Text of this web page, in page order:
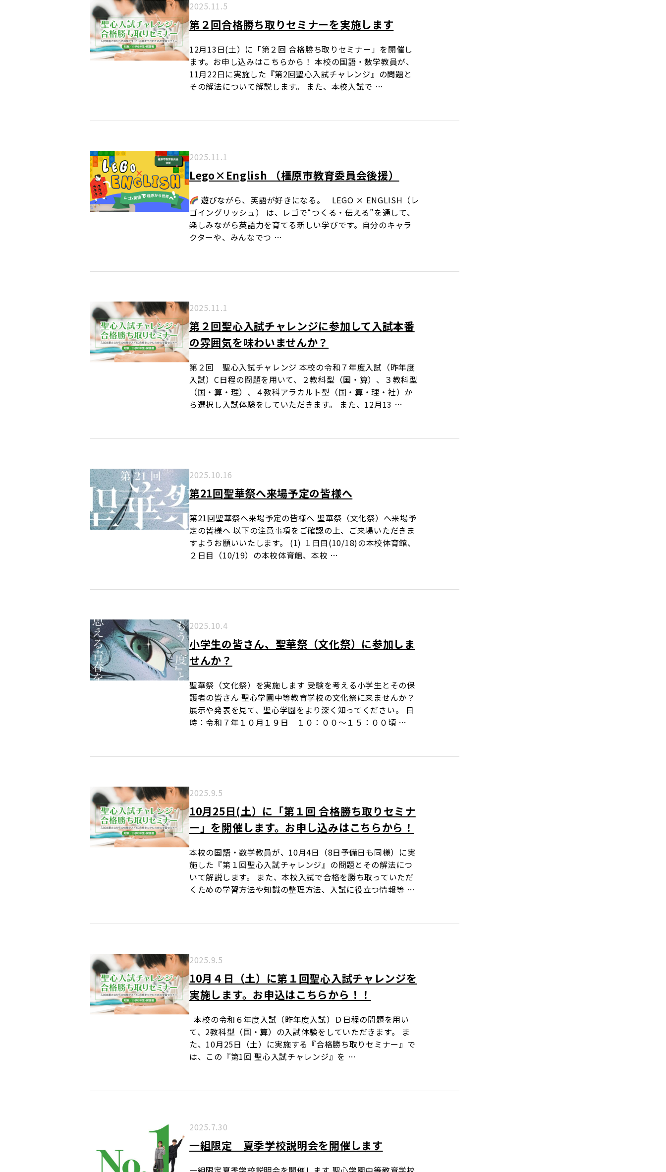
2025.11.5
第２回合格勝ち取りセミナーを実施します
12月13日(土）に「第２回 合格勝ち取りセミナー」を開催し
ます。お申し込みはこちらから！ 本校の国語・数学教員が、
11月22日に実施した『第2回聖心入試チャレンジ』の問題と
その解法について解説します。 また、本校入試で …
2025.11.1
Lego×English （橿原市教育委員会後援）
遊びながら、英語が好きになる。 LEGO × ENGLISH（レ
ゴイングリッシュ） は、レゴで“つくる・伝える”を通して、
楽しみながら英語力を育てる新しい学びです。自分のキャラ
クターや、みんなでつ …
2025.11.1
第２回聖心入試チャレンジに参加して入試本番
の雰囲気を味わいませんか？
第２回 聖心入試チャレンジ 本校の令和７年度入試（昨年度
入試）C日程の問題を用いて、２教科型（国・算）、３教科型
（国・算・理）、４教科アラカルト型（国・算・理・社）か
ら選択し入試体験をしていただきます。 また、12月13 …
2025.10.16
第21回聖華祭へ来場予定の皆様へ
第21回聖華祭へ来場予定の皆様へ 聖華祭（文化祭）へ来場予
定の皆様へ 以下の注意事項をご確認の上、ご来場いただきま
すようお願いいたします。 (1) １日目(10/18)の本校体育館、
２日目（10/19）の本校体育館、本校 …
2025.10.4
小学生の皆さん、聖華祭（文化祭）に参加しま
せんか？
聖華祭（文化祭）を実施します 受験を考える小学生とその保
護者の皆さん 聖心学園中等教育学校の文化祭に来ませんか？
展示や発表を見て、聖心学園をより深く知ってください。 日
時：令和７年１０月１９日 １０：００～１５：００頃 …
2025.9.5
10月25日(土）に「第１回 合格勝ち取りセミナ
ー」を開催します。お申し込みはこちらから！
本校の国語・数学教員が、10月4日（8日予備日も同様）に実
施した『第１回聖心入試チャレンジ』の問題とその解法につ
いて解説します。 また、本校入試で合格を勝ち取っていただ
くための学習方法や知識の整理方法、入試に役立つ情報等 …
2025.9.5
10月４日（土）に第１回聖心入試チャレンジを
実施します。お申込はこちらから！！
本校の令和６年度入試（昨年度入試）Ｄ日程の問題を用い
て、2教科型（国・算）の入試体験をしていただきます。 ま
た、10月25日（土）に実施する『合格勝ち取りセミナー』で
は、この『第1回 聖心入試チャレンジ』を …
2025.7.30
一組限定 夏季学校説明会を開催します